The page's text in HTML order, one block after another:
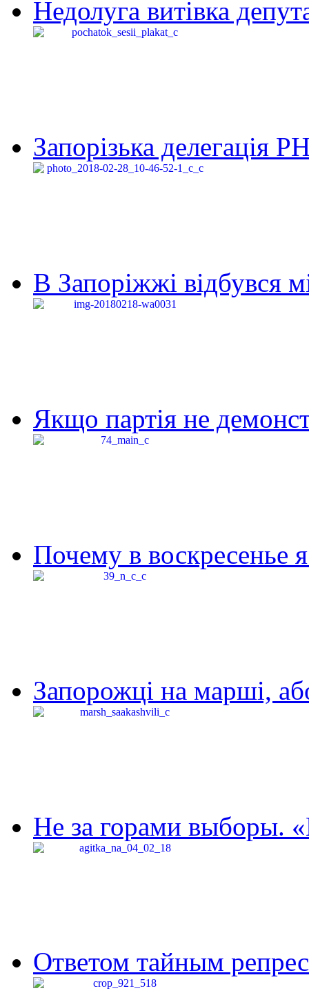
Недолуга витівка
Запорізька делегація
В Запоріжжі відбувся
Якщо партія не
Почему в воскресенье
Запорожці на марші,
Не за горами выборы.
Ответом тайным